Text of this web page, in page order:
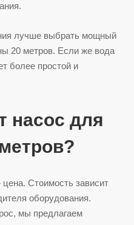
лучше выбрать мощный
20 метров. Если же вода
более простой и
насос для
Стоимость зависит
оборудования.
мы предлагаем